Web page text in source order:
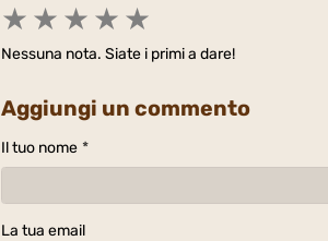
★ ★ ★ ★ ★
Nessuna nota. Siate i primi a dare!
Aggiungi un commento
Il tuo nome
La tua email